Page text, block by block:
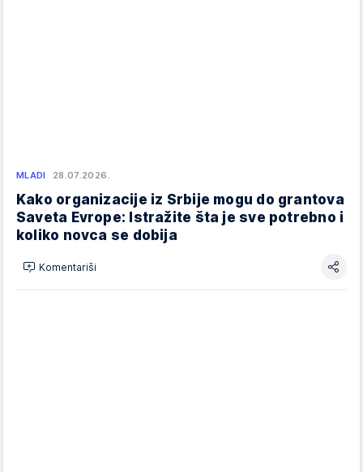
MLADI 28.07.2026.
Kako organizacije iz Srbije mogu do grantova
Saveta Evrope: Istražite šta je sve potrebno i
koliko novca se dobija
Komentariši